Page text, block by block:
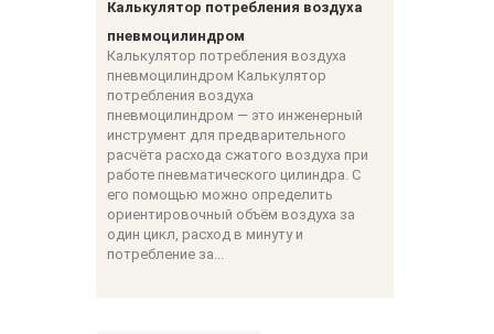
Калькулятор потребления воздуха
пневмоцилиндром
Калькулятор потребления воздуха
пневмоцилиндром Калькулятор
потребления воздуха
пневмоцилиндром — это инженерный
инструмент для предварительного
расчёта расхода сжатого воздуха при
работе пневматического цилиндра. С
его помощью можно определить
ориентировочный объём воздуха за
один цикл, расход в минуту и
потребление за...